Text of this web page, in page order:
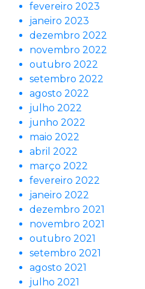
fevereiro 2023
janeiro 2023
dezembro 2022
novembro 2022
outubro 2022
setembro 2022
agosto 2022
julho 2022
junho 2022
maio 2022
abril 2022
março 2022
fevereiro 2022
janeiro 2022
dezembro 2021
novembro 2021
outubro 2021
setembro 2021
agosto 2021
julho 2021